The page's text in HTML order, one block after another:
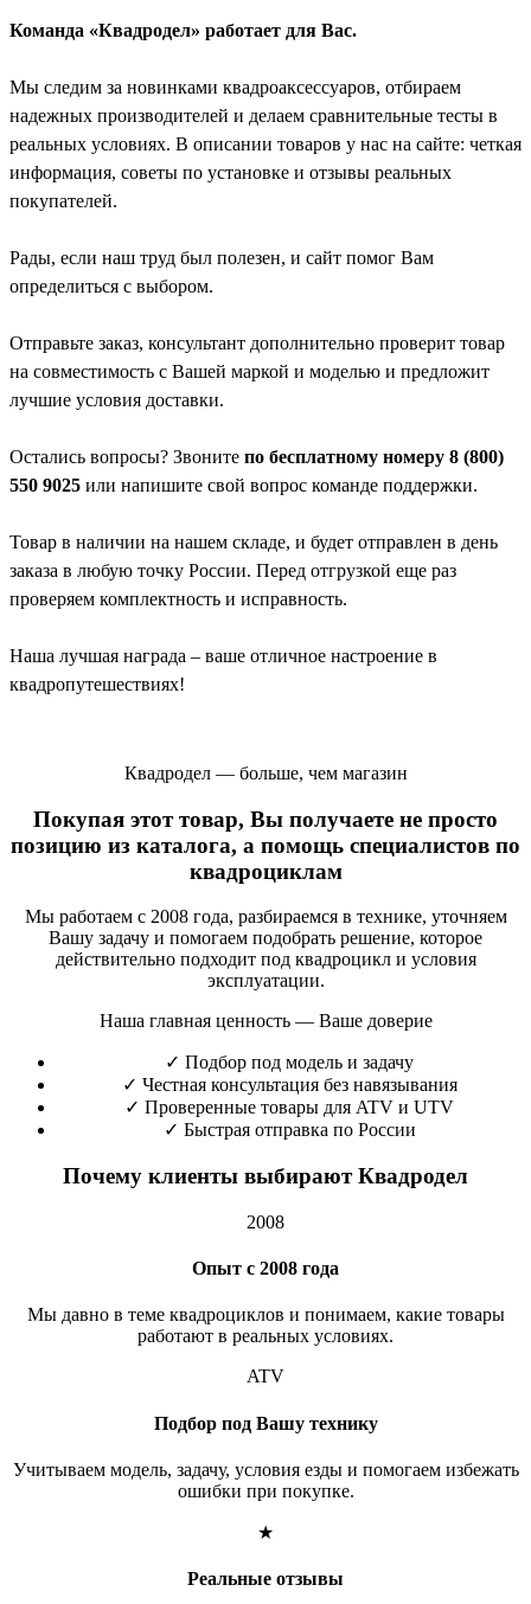
Команда «Квадродел» работает для Вас.
Мы следим за новинками квадроаксессуаров, отбираем
надежных производителей и делаем сравнительные тесты в
реальных условиях. В описании товаров у нас на сайте: четкая
информация, советы по установке и отзывы реальных
покупателей.
Рады, если наш труд был полезен, и сайт помог Вам
определиться с выбором.
Отправьте заказ, консультант дополнительно проверит товар
на совместимость с Вашей маркой и моделью и предложит
лучшие условия доставки.
Остались вопросы? Звоните по бесплатному номеру 8 (800)
550 9025 или напишите свой вопрос команде поддержки.
Товар в наличии на нашем складе, и будет отправлен в день
заказа в любую точку России. Перед отгрузкой еще раз
проверяем комплектность и исправность.
Наша лучшая награда – ваше отличное настроение в
квадропутешествиях!
Квадродел — больше, чем магазин
Покупая этот товар, Вы получаете не просто
позицию из каталога, а помощь специалистов по
квадроциклам
Мы работаем с 2008 года, разбираемся в технике, уточняем
Вашу задачу и помогаем подобрать решение, которое
действительно подходит под квадроцикл и условия
эксплуатации.
Наша главная ценность — Ваше доверие
✓ Подбор под модель и задачу
✓ Честная консультация без навязывания
✓ Проверенные товары для ATV и UTV
✓ Быстрая отправка по России
Почему клиенты выбирают Квадродел
2008
Опыт с 2008 года
Мы давно в теме квадроциклов и понимаем, какие товары
работают в реальных условиях.
ATV
Подбор под Вашу технику
Учитываем модель, задачу, условия езды и помогаем избежать
ошибки при покупке.
★
Реальные отзывы